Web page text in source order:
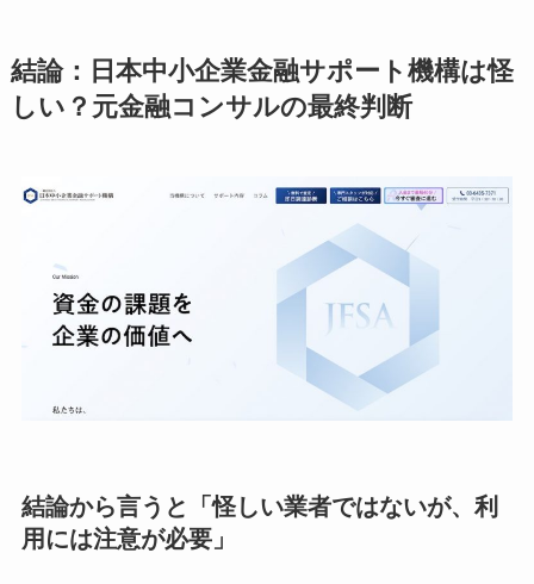
結論：日本中小企業金融サポート機構は怪
しい？元金融コンサルの最終判断
結論から言うと「怪しい業者ではないが、利
用には注意が必要」